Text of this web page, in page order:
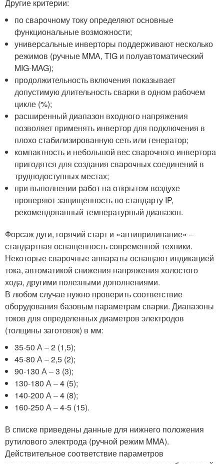
Другие критерии:
по сварочному току определяют основные
функциональные возможности;
универсальные инверторы поддерживают несколько
режимов (ручные MMA, TIG и полуавтоматический
MIG-MAG);
продолжительность включения показывает
допустимую длительность сварки в одном рабочем
цикле (%);
расширенный диапазон входного напряжения
позволяет применять инвертор для подключения в
плохо стабилизированную сеть или генератор;
компактность и небольшой вес сварочного инвертора
пригодятся для создания сварочных соединений в
труднодоступных местах;
при выполнении работ на открытом воздухе
проверяют защищенность по стандарту IP,
рекомендованный температурный диапазон.
Форсаж дуги, горячий старт и «антиприлипание» –
стандартная оснащенность современной техники.
Некоторые сварочные аппараты оснащают индикацией
тока, автоматикой снижения напряжения холостого
хода, другими полезными дополнениями.
В любом случае нужно проверить соответствие
оборудования базовым параметрам сварки. Диапазоны
токов для определенных диаметров электродов
(толщины заготовок) в мм:
35-50 А – 2 (1,5);
45-80 А – 2,5 (2);
90-130 А – 3 (3);
130-180 А – 4 (5);
140-200 А – 4 (8);
160-250 А – 4-5 (15).
В списке приведены данные для нижнего положения
рутилового электрода (ручной режим MMA).
Действительное соответствие параметров